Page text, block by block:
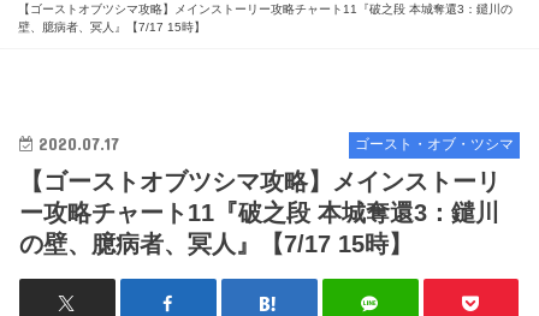
【ゴーストオブツシマ攻略】メインストーリー攻略チャート11『破之段 本城奪還3：鑓川の
壁、臆病者、冥人』【7/17 15時】
ゴースト・オブ・ツシマ
2020.07.17
【ゴーストオブツシマ攻略】メインストーリ
ー攻略チャート11『破之段 本城奪還3：鑓川
の壁、臆病者、冥人』【7/17 15時】